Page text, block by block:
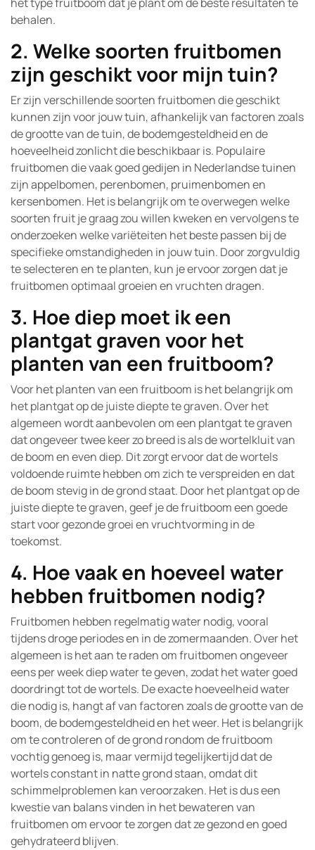
behalen.
2. Welke soorten fruitbomen
zijn geschikt voor mijn tuin?
Er zijn verschillende soorten fruitbomen die geschikt
kunnen zijn voor jouw tuin, afhankelijk van factoren zoals
de grootte van de tuin, de bodemgesteldheid en de
hoeveelheid zonlicht die beschikbaar is. Populaire
fruitbomen die vaak goed gedijen in Nederlandse tuinen
zijn appelbomen, perenbomen, pruimenbomen en
kersenbomen. Het is belangrijk om te overwegen welke
soorten fruit je graag zou willen kweken en vervolgens te
onderzoeken welke variëteiten het beste passen bij de
specifieke omstandigheden in jouw tuin. Door zorgvuldig
te selecteren en te planten, kun je ervoor zorgen dat je
fruitbomen optimaal groeien en vruchten dragen.
3. Hoe diep moet ik een
plantgat graven voor het
planten van een fruitboom?
Voor het planten van een fruitboom is het belangrijk om
het plantgat op de juiste diepte te graven. Over het
algemeen wordt aanbevolen om een plantgat te graven
dat ongeveer twee keer zo breed is als de wortelkluit van
de boom en even diep. Dit zorgt ervoor dat de wortels
voldoende ruimte hebben om zich te verspreiden en dat
de boom stevig in de grond staat. Door het plantgat op de
juiste diepte te graven, geef je de fruitboom een goede
start voor gezonde groei en vruchtvorming in de
toekomst.
4. Hoe vaak en hoeveel water
hebben fruitbomen nodig?
Fruitbomen hebben regelmatig water nodig, vooral
tijdens droge periodes en in de zomermaanden. Over het
algemeen is het aan te raden om fruitbomen ongeveer
eens per week diep water te geven, zodat het water goed
doordringt tot de wortels. De exacte hoeveelheid water
die nodig is, hangt af van factoren zoals de grootte van de
boom, de bodemgesteldheid en het weer. Het is belangrijk
om te controleren of de grond rondom de fruitboom
vochtig genoeg is, maar vermijd tegelijkertijd dat de
wortels constant in natte grond staan, omdat dit
schimmelproblemen kan veroorzaken. Het is dus een
kwestie van balans vinden in het bewateren van
fruitbomen om ervoor te zorgen dat ze gezond en goed
gehydrateerd blijven.